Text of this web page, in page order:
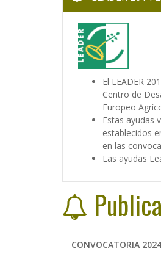
El LEADER
Centro de
Europeo
Estas ayudas
establecidos
en las
Las ayudas
CONVOCATORIA